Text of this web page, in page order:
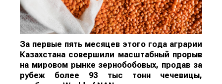
За первые пять месяцев этого года аграрии
Казахстана совершили масштабный прорыв
на мировом рынке зернобобовых, продав за
рубеж более 93 тыс тонн чечевицы,